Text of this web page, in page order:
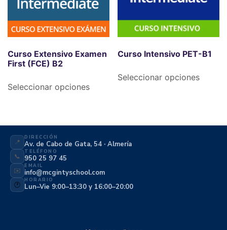
Curso Extensivo Examen
First (FCE) B2
Seleccionar opciones
Curso Intensivo PET-B1
Seleccionar opciones
📍
DIRECCIÓN
Av. de Cabo de Gata, 54 · Almería
📞
TELÉFONO
950 25 97 45
✉️
EMAIL
info@mcgintyschool.com
🕐
HORARIO
Lun–Vie 9:00–13:30 y 16:00–20:00